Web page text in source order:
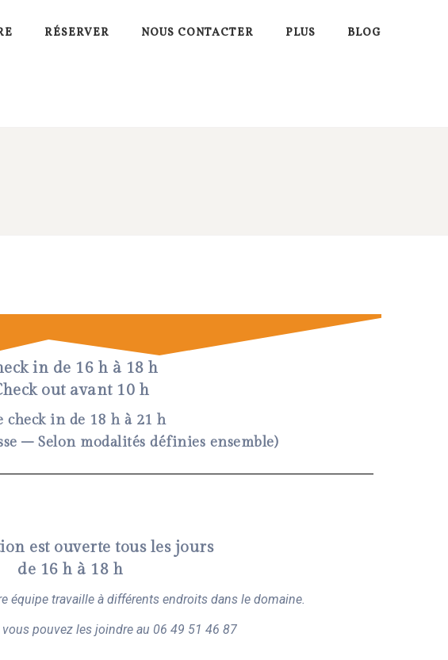
RÉSERVER NOUS CONTACTER PLUS BLOG
in de 16 h à 18 h
out avant 10 h
check in de 18 h à 21 h
– Selon modalités définies ensemble)
est ouverte tous les jours
de 16 h à 18 h
équipe travaille à différents endroits dans le domaine.
vous pouvez les joindre au 06 49 51 46 87